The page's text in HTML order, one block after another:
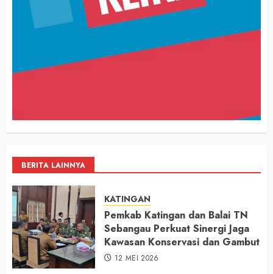
BERITA LAINNYA
KATINGAN
Pemkab Katingan dan Balai TN
Sebangau Perkuat Sinergi Jaga
Kawasan Konservasi dan Gambut
12 MEI 2026